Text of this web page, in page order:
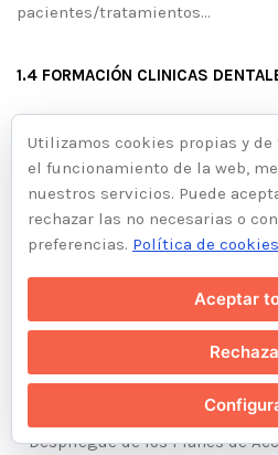
pacientes/tratamientos…
1.4 FORMACIÓN CLINICAS
– Plan de Desarrollo Individual,
Optimización de los Recursos
FASE 2. Diseño del Plan
– Acciones necesarias para
conseguirlas.
FASE 3. Implantación de la
– Despliegue de los Planes de
Utilizamos cookies propias y
el funcionamiento de la web,
nuestros servicios. Puede
rechazar las no necesarias o
preferencias. Política de cookies
Aceptar